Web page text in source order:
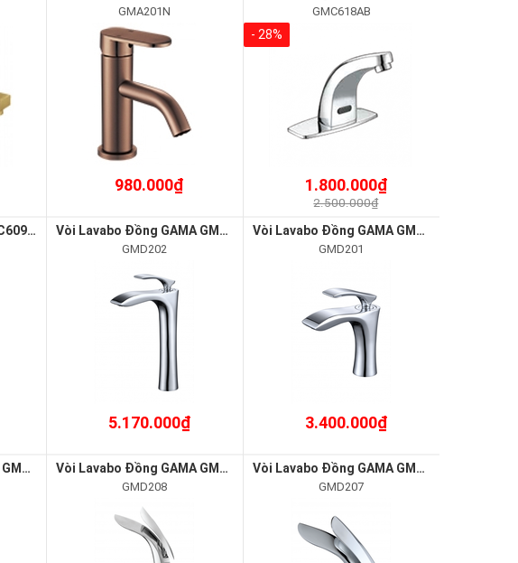
GMA201N
980.000₫
GMC618AB
- 28%
1.800.000₫
2.500.000₫
Vòi Cảm Ứng GAMA GMC609AB Vòi Lavabo Đồng GAMA GMD202
GMD202
5.170.000₫
Vòi Lavabo Đồng GAMA GMD201
GMD201
3.400.000₫
Vòi Lavabo Đồng GAMA GMD204 Vòi Lavabo Đồng GAMA GMD208
GMD208
Vòi Lavabo Đồng GAMA GMD207
GMD207